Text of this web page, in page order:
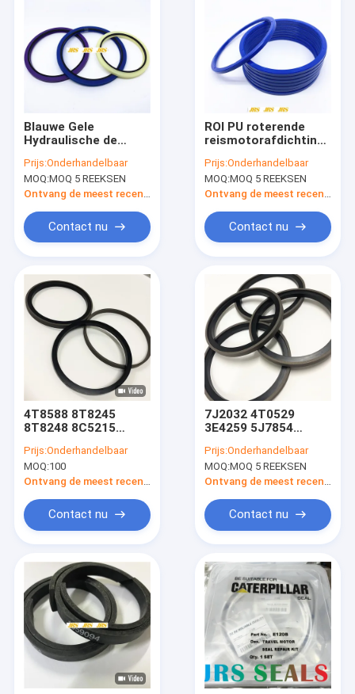
Producten
Ongeveer ons
Fabrieksreis
Kwaliteitscontrole
Nieuws
Gevallen
de hydraulische uitrustingen van de cilinderverbinding
De Uitrusting van de hydraulische Pompverbinding
Afdichtingsset hydraulische motor
Verbindingsuitrustingen
MOTORcilinder
HYDRAULISCHE DE
VERBINDINGSuitrusting
Blauwe Gele
Hydraulische de
HBY HBI voor
Techniekmachines
Prijs:Onderhandelbaar
MOQ:MOQ 5 REEKSEN
Ontvang de meest recente Prijs
Contact nu
ROI PU roterende
reismotorafdichtingsset
graafmachines
Prijs:Onderhandelbaar
MOQ:MOQ 5 REEKSEN
Ontvang de meest recente Prijs
Contact nu
4T8588 8T8245
8T8248 8C5215
8T8242 4T5172
9X4551 3E4261
5J4987 7J2032
6J9354 9J7868
9X7264
Prijs:Onderhandelbaar
MOQ:100
Ontvang de meest recente Prijs
Contact nu
7J2032 4T0529
3E4259 5J7854
3E4258 5J5402
9J9872 8C9160
8T8227 8T8230
5J4986 8J3747
9X7269
Prijs:Onderhandelbaar
MOQ:MOQ 5 REEKSEN
Ontvang de meest recente Prijs
Contact nu